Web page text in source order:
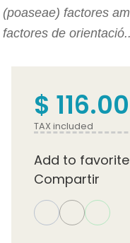
(poaseae) factores
factores de
$ 116.00
TAX included
Add to
Compartir